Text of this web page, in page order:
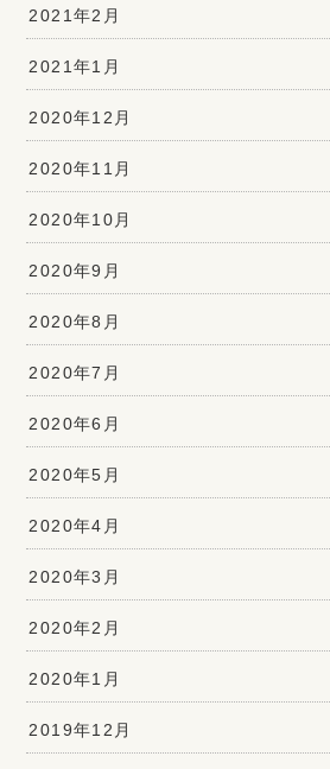
2021年2月
2021年1月
2020年12月
2020年11月
2020年10月
2020年9月
2020年8月
2020年7月
2020年6月
2020年5月
2020年4月
2020年3月
2020年2月
2020年1月
2019年12月